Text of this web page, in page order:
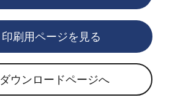
印刷用ページを見る
ウンロードページへ